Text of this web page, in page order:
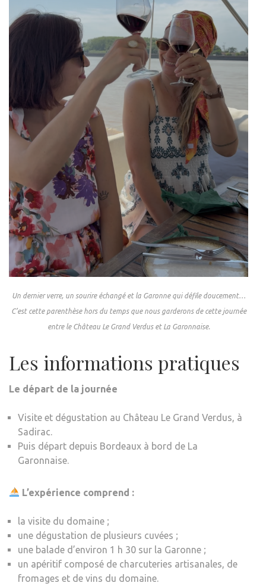
Un dernier verre, un sourire échangé et la Garonne qui défile doucement…
C’est cette parenthèse hors du temps que nous garderons de cette journée
entre le Château Le Grand Verdus et La Garonnaise.
Les informations pratiques
Le départ de la journée
Visite et dégustation au Château Le Grand Verdus, à
Sadirac.
Puis départ depuis Bordeaux à bord de La
Garonnaise.
L’expérience comprend :
la visite du domaine ;
une dégustation de plusieurs cuvées ;
une balade d’environ 1 h 30 sur la Garonne ;
un apéritif composé de charcuteries artisanales, de
fromages et de vins du domaine.